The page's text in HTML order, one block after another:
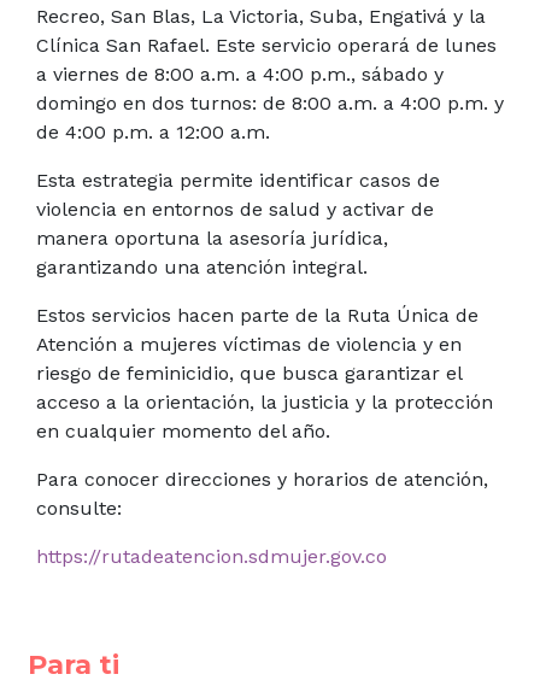
Recreo, San Blas, La Victoria, Suba, Engativá y la
Clínica San Rafael. Este servicio operará de lunes
a viernes de 8:00 a.m. a 4:00 p.m., sábado y
domingo en dos turnos: de 8:00 a.m. a 4:00 p.m. y
de 4:00 p.m. a 12:00 a.m.
Esta estrategia permite identificar casos de
violencia en entornos de salud y activar de
manera oportuna la asesoría jurídica,
garantizando una atención integral.
Estos servicios hacen parte de la Ruta Única de
Atención a mujeres víctimas de violencia y en
riesgo de feminicidio, que busca garantizar el
acceso a la orientación, la justicia y la protección
en cualquier momento del año.
Para conocer direcciones y horarios de atención,
consulte:
https://rutadeatencion.sdmujer.gov.co
Para ti